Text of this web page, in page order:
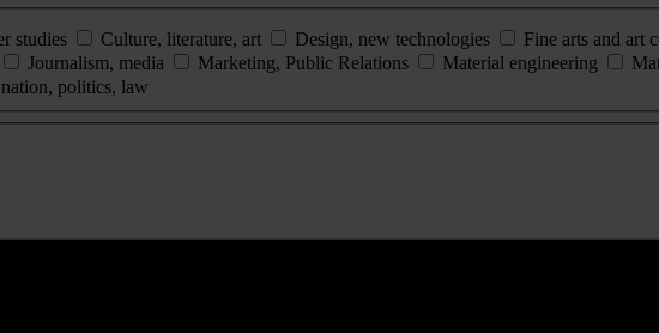
studies Culture, literature, art Design, new technologies Fine arts and art
Journalism, media Marketing, Public Relations Material engineering
politics, law